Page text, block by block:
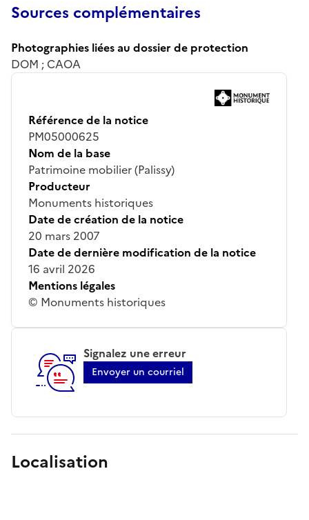
Sources complémentaires
Photographies liées au dossier de protection
DOM ; CAOA
Référence de la notice
PM05000625
Nom de la base
Patrimoine mobilier (Palissy)
Producteur
Monuments historiques
Date de création de la notice
20 mars 2007
Date de dernière modification de la notice
16 avril 2026
Mentions légales
© Monuments historiques
Signalez une erreur
Envoyer un courriel
Localisation